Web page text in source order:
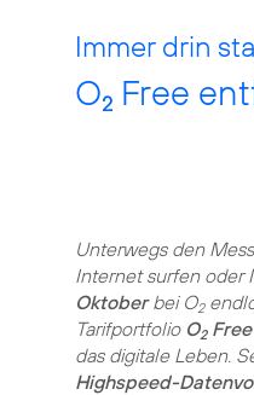
Immer drin
O2 Free
Unterwegs den
Internet surfen oder
Oktoberbei O2
Tarifportfolio O2Free
das digitale Leben.
Highspeed-